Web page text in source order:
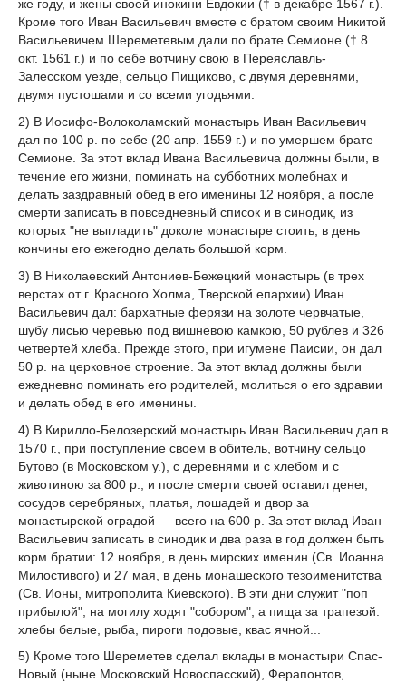
же году, и жены своей инокини Евдокии († в декабре 1567 г.).
Кроме того Иван Васильевич вместе с братом своим Никитой
Васильевичем Шереметевым дали по брате Семионе († 8
окт. 1561 г.) и по себе вотчину свою в Переяславль-
Залесском уезде, сельцо Пищиково, с двумя деревнями,
двумя пустошами и со всеми угодьями.
2) В Иосифо-Волоколамский монастырь Иван Васильевич
дал по 100 р. по себе (20 апр. 1559 г.) и по умершем брате
Семионе. За этот вклад Ивана Васильевича должны были, в
течение его жизни, поминать на субботних молебнах и
делать заздравный обед в его именины 12 ноября, а после
смерти записать в повседневный список и в синодик, из
которых "не выгладить" доколе монастыре стоить; в день
кончины его ежегодно делать большой корм.
3) В Николаевский Антониев-Бежецкий монастырь (в трех
верстах от г. Красного Холма, Тверской епархии) Иван
Васильевич дал: бархатные ферязи на золоте червчатые,
шубу лисью черевью под вишневою камкою, 50 рублев и 326
четвертей хлеба. Прежде этого, при игумене Паисии, он дал
50 р. на церковное строение. За этот вклад должны были
ежедневно поминать его родителей, молиться о его здравии
и делать обед в его именины.
4) В Кирилло-Белозерский монастырь Иван Васильевич дал в
1570 г., при поступление своем в обитель, вотчину сельцо
Бутово (в Московском у.), с деревнями и с хлебом и с
животиною за 800 р., и после смерти своей оставил денег,
сосудов серебряных, платья, лошадей и двор за
монастырской оградой — всего на 600 р. За этот вклад Иван
Васильевич записать в синодик и два раза в год должен быть
корм братии: 12 ноября, в день мирских именин (Св. Иоанна
Милостивого) и 27 мая, в день монашеского тезоименитства
(Св. Ионы, митрополита Киевского). В эти дни служит "поп
прибылой", на могилу ходят "собором", а пища за трапезой:
хлебы белые, рыба, пироги подовые, квас ячной...
5) Кроме того Шереметев сделал вклады в монастыри Спас-
Новый (ныне Московский Новоспасский), Ферапонтов,